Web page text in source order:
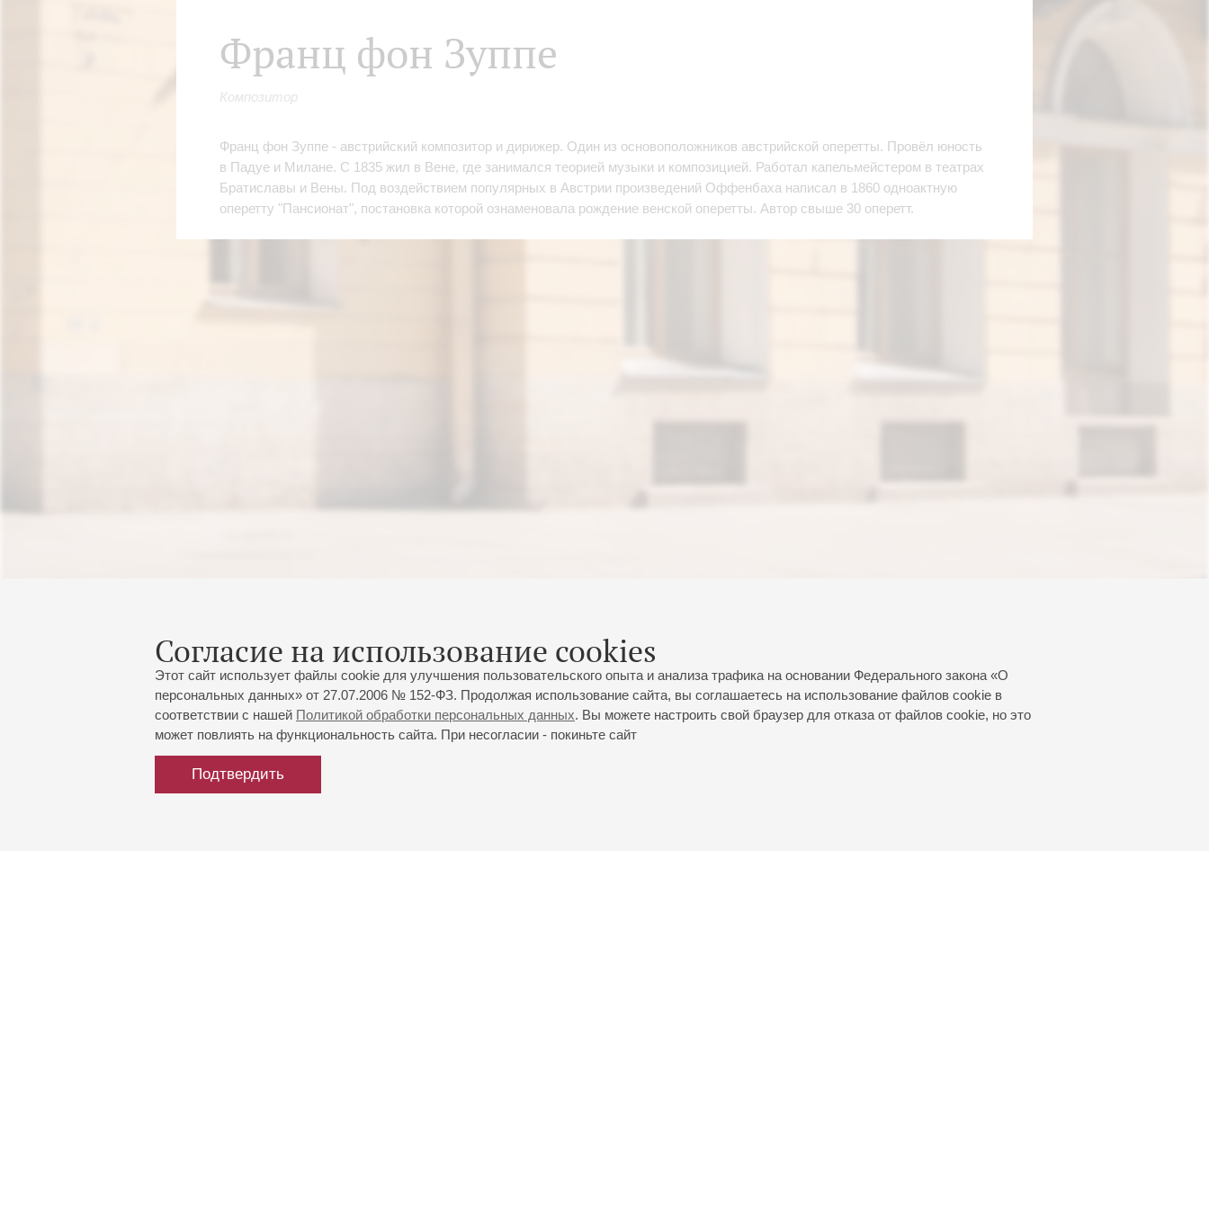
Согласие на использование cookies
Этот сайт использует файлы cookie для улучшения пользовательского опыта и анализа трафика на основании Федерального закона «О
персональных данных» от 27.07.2006 № 152-ФЗ. Продолжая использование сайта, вы соглашаетесь на использование файлов cookie в
соответствии с нашей Политикой обработки персональных данных. Вы можете настроить свой браузер для отказа от файлов cookie, но это
может повлиять на функциональность сайта. При несогласии - покиньте сайт
Подтвердить
Франц фон Зуппе
Композитор
Франц фон Зуппе - австрийский композитор и дирижер. Один из основоположников австрийской оперетты. Провёл юность
в Падуе и Милане. С 1835 жил в Вене, где занимался теорией музыки и композицией. Работал капельмейстером в театрах
Братиславы и Вены. Под воздействием популярных в Австрии произведений Оффенбаха написал в 1860 одноактную
оперетту "Пансионат", постановка которой ознаменовала рождение венской оперетты. Автор свыше 30 оперетт.